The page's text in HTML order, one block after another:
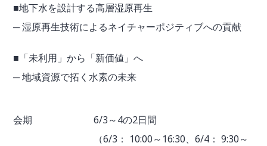
■地下水を設計する高層湿原再生
─ 湿原再生技術によるネイチャーポジティブへの貢献
■「未利用」から「新価値」へ
─ 地域資源で拓く水素の未来
会期
6/3～4の2日間
（6/3： 10:00～16:30、6/4： 9:30～